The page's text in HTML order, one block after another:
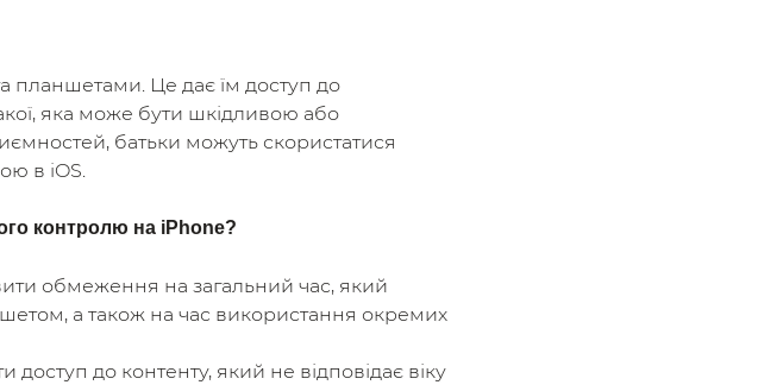
планшетами. Це дає їм доступ до
яка може бути шкідливою або
батьки можуть скористатися
в iOS.
контролю на iPhone?
обмеження на загальний час, який
а також на час використання окремих
до контенту, який не відповідає віку